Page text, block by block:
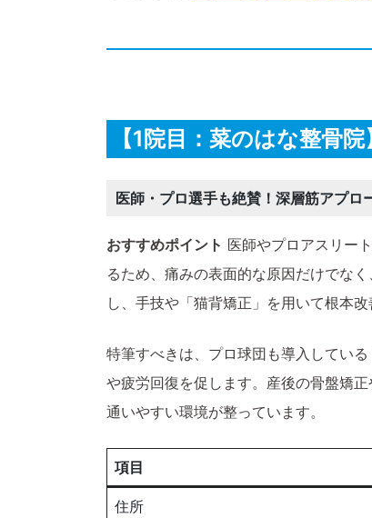
【1院目：菜のはな整骨院
医師・プロ選手も絶賛！深層筋アプロ
おすすめポイント 医師やプロアスリー
るため、痛みの表面的な原因だけでな
し、手技や「猫背矯正」を用いて根本改
特筆すべきは、プロ球団も導入してい
や疲労回復を促します。産後の骨盤矯
通いやすい環境が整っています。
項目
住所